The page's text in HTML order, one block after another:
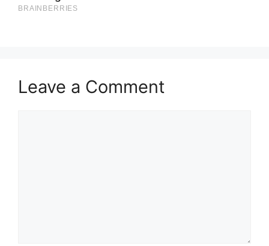
Leave a Comment